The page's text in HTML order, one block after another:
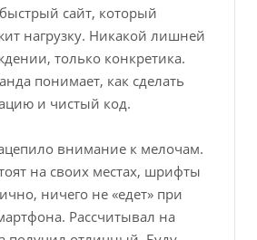
сайт, который
нагрузку. Никакой лишней
только конкретика.
понимает, как сделать
и чистый код.
внимание к мелочам.
на своих местах, шрифты
ничего не «едет» при
Рассчитывал на